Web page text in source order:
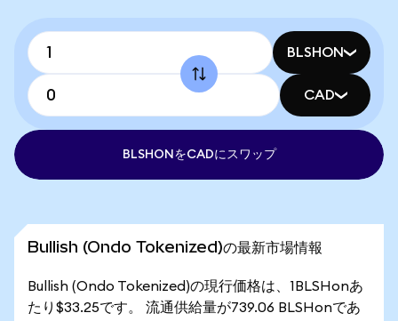
BLSHON
CAD
BLSHONをCADにスワップ
Bullish (Ondo Tokenized)の最新市場情報
Bullish (Ondo Tokenized)の現行価格は、1BLSHonあ
たり$33.25です。 流通供給量が739.06 BLSHonであ